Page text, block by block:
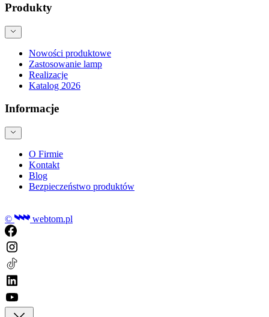
Produkty
Nowości produktowe
Zastosowanie lamp
Realizacje
Katalog 2026
Informacje
O Firmie
Kontakt
Blog
Bezpieczeństwo produktów
© webtom.pl